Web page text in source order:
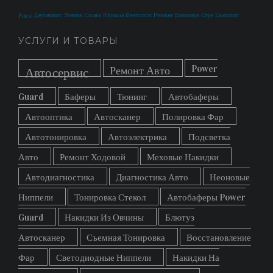
Рига Даугавпилс Лиепая Елгава Юрмала Вентспилс Резекне Валмиера Огре Екабпилс
УСЛУГИ И ТОВАРЫ
Автосервис Ремонт Авто Power
Guard Баферы Тюнинг
Автобаферы
Автооптика
Автосканер
Полировка Фар
Автотонировка
Автоэлектрика
Подсветка
Авто
Ремонт Ходовой
Меховые Накидки
Автодиагностика
Диагностика Авто
Неоновые
Ниппели
Тонировка Стекол
Автобаферы Power
Guard
Накидки Из Овчины
Блютуз
Автосканер
Съемная Тонировка
Восстановление
Фар
Светодиодные Ниппели
Накидки На